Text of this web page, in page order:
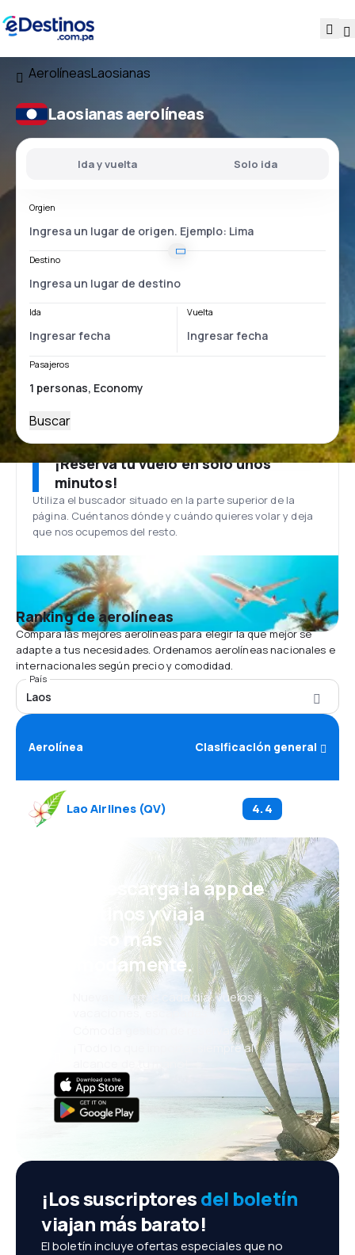
AerolíneasLaosianas
Laosianas aerolíneas
Ida y vuelta Solo ida
Orgien
Destino
Ida Vuelta
Pasajeros
Buscar
¡Reserva tu vuelo en solo unos
minutos!
Utiliza el buscador situado en la parte superior de la
página. Cuéntanos dónde y cuándo quieres volar y deja
que nos ocupemos del resto.
Ranking de aerolíneas
Compara las mejores aerolíneas para elegir la que mejor se
adapte a tus necesidades. Ordenamos aerolíneas nacionales e
internacionales según precio y comodidad.
País
Laos
Aerolínea Clasificación general
Lao Airlines(QV) 4.4
¡Eh! Descarga la app de
eDestinos y viaja
incluso más
cómodamente.
Nuevas ofertas cada día: vuelos,
vacaciones, escapadas
Cómoda gestión de reservas
¡Todo lo que importa, siempre al
¡Los suscriptoresdel boletín
viajan más barato!
El boletín incluye ofertas especiales que no